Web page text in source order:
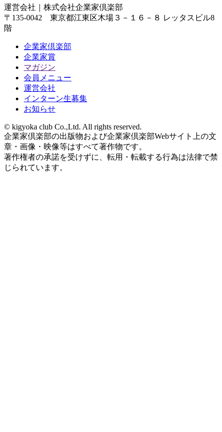
運営会社｜ 株式会社企業家倶楽部
〒135-0042 東京都江東区木場３－１６－８ レッタスビル8
階
企業家倶楽部
企業家賞
マガジン
会員メニュー
運営会社
インターン生募集
お知らせ
© kigyoka club Co.,Ltd. All rights reserved.
企業家倶楽部の出版物および企業家倶楽部Webサイト上の文
章・画像・映像等はすべて著作物です。
著作権者の承諾を受けずに、転用・転載する行為は法律で禁
じられています。